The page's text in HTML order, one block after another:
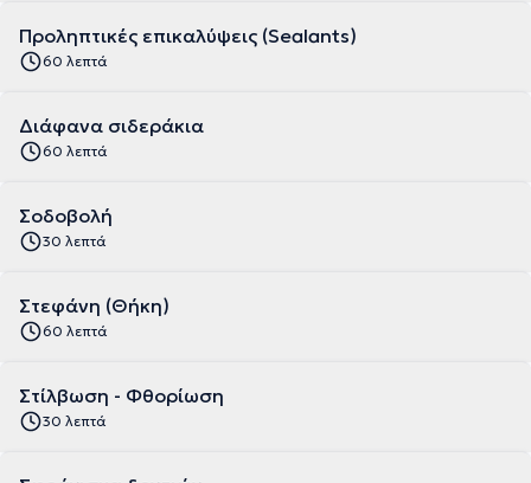
Προληπτικές επικαλύψεις (Sealants)
60 λεπτά
Διάφανα σιδεράκια
60 λεπτά
Σοδοβολή
30 λεπτά
Στεφάνη (Θήκη)
60 λεπτά
Στίλβωση - Φθορίωση
30 λεπτά